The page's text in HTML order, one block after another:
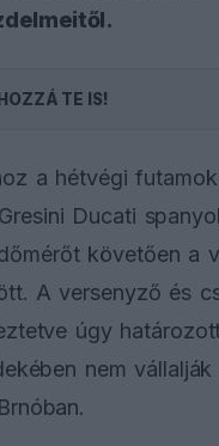
TE IS!
a hétvégi
Ducati
követően a
A versenyző és
úgy
nem